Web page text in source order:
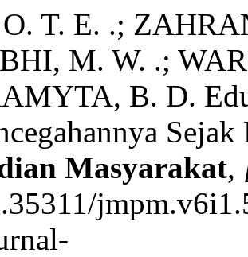
T. E. .;
M. W. .;
B. D.
Masyarakat,